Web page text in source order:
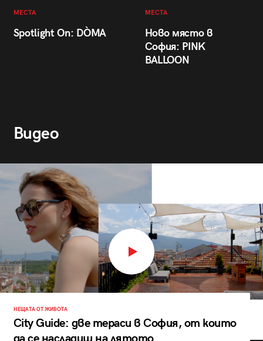
МЕСТА
Spotlight On: DÒMA
МЕСТА
Ново място в
София: PINK
BALLOON
Видео
НЕЩАТА ОТ ЖИВОТА
City Guide: две тераси в София, от които